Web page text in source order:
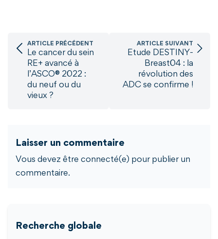
ARTICLE PRÉCÉDENT
Le cancer du sein
RE+ avancé à
l’ASCO® 2022 :
du neuf ou du
vieux ?
ARTICLE SUIVANT
Etude DESTINY-
Breast04 : la
révolution des
ADC se confirme !
Laisser un commentaire
Vous devez être connecté(e) pour publier un
commentaire.
Recherche globale